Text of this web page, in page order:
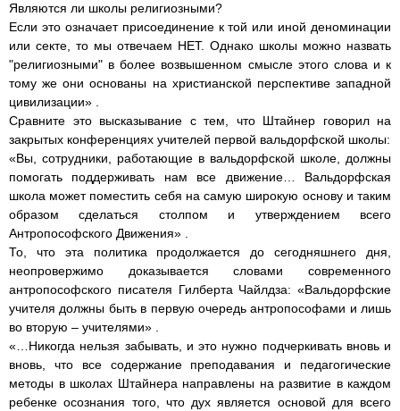
Являются ли школы религиозными?
Если это означает присоединение к той или иной деноминации
или секте, то мы отвечаем НЕТ. Однако школы можно назвать
"религиозными" в более возвышенном смысле этого слова и к
тому же они основаны на христианской перспективе западной
цивилизации» .
Сравните это высказывание с тем, что Штайнер говорил на
закрытых конференциях учителей первой вальдорфской школы:
«Вы, сотрудники, работающие в вальдорфской школе, должны
помогать поддерживать нам все движение… Вальдорфская
школа может поместить себя на самую широкую основу и таким
образом сделаться столпом и утверждением всего
Антропософского Движения» .
То, что эта политика продолжается до сегодняшнего дня,
неопровержимо доказывается словами современного
антропософского писателя Гилберта Чайлдза: «Вальдорфские
учителя должны быть в первую очередь антропософами и лишь
во вторую – учителями» .
«…Никогда нельзя забывать, и это нужно подчеркивать вновь и
вновь, что все содержание преподавания и педагогические
методы в школах Штайнера направлены на развитие в каждом
ребенке осознания того, что дух является основой для всего